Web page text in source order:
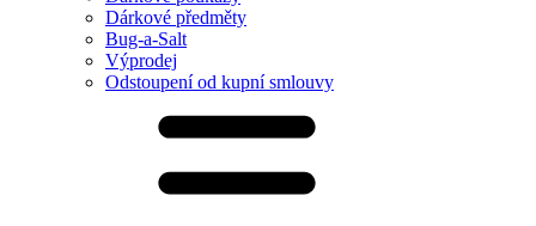
Dárkové předměty
Bug-a-Salt
Výprodej
Odstoupení od kupní smlouvy